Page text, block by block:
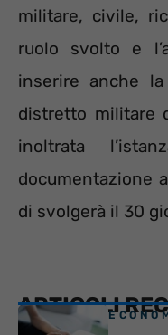
militare, civile,
ruolo svolto e
inserire anche
distretto militare
inoltrata
documentazione
di svolgerà il 30
ARTICOLI